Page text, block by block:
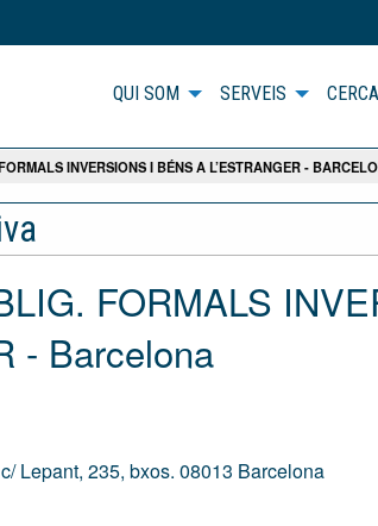
QUI SOM SERVEIS
INVERSIONS I BÉNS A L’ESTRANGER -
FORMALS
- Barcelona
Lepant, 235, bxos. 08013 Barcelona